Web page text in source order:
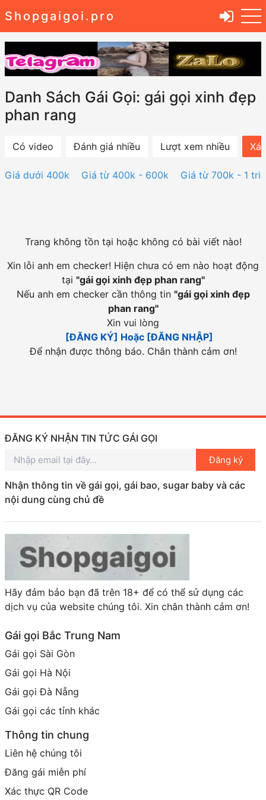
Shopgaigoi.pro
Danh Sách Gái Gọi: gái gọi xinh đẹp
phan rang
Có video Đánh giá nhiều Lượt xem nhiều
Giá dưới 400k Giá từ 400k - 600k Giá từ 700k - 1
Trang không tồn tại hoặc không có bài viết nào!
Xin lỗi anh em checker! Hiện chưa có em nào hoạt động
tại "gái gọi xinh đẹp phan rang"
Nếu anh em checker cần thông tin "gái gọi xinh đẹp
phan rang"
Xin vui lòng
[ĐĂNG KÝ] Hoặc [ĐĂNG NHẬP]
Để nhận được thông báo. Chân thành cảm ơn!
ĐĂNG KÝ NHẬN TIN TỨC GÁI GỌI
Đăng ký
Nhận thông tin về gái gọi, gái bao, sugar baby và các
nội dung cùng chủ đề
Hãy đảm bảo bạn đã trên 18+ để có thể sử dụng các
dịch vụ của website chúng tôi. Xin chân thành cảm ơn!
Gái gọi Bắc Trung Nam
Gái gọi Sài Gòn
Gái gọi Hà Nội
Gái gọi Đà Nẵng
Gái gọi các tỉnh khác
Thông tin chung
Liên hệ chúng tôi
Đăng gái miễn phí
Xác thực QR Code